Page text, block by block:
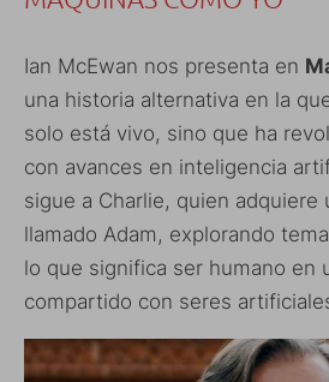
Ian McEwan nos presenta en
una historia alternativa en la
solo está vivo, sino que ha
con avances en inteligencia
sigue a Charlie, quien adquiere
llamado Adam, explorando
lo que significa ser humano en
compartido con seres